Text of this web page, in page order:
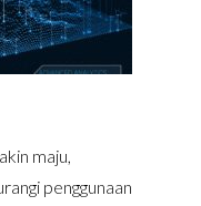
maju,
penggunaan